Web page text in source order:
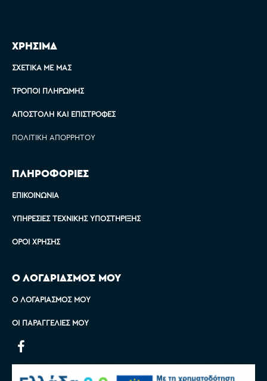
ΧΡΗΣΙΜΑ
ΣΧΕΤΙΚΆ ΜΕ ΜΑΣ
ΤΡΌΠΟΙ ΠΛΗΡΩΜΉΣ
ΑΠΟΣΤΟΛΉ ΚΑΙ ΕΠΙΣΤΡΟΦΈΣ
ΠΟΛΙΤΙΚΉ ΑΠΟΡΡΉΤΟΥ
ΠΛΗΡΟΦΟΡΙΕΣ
ΕΠΙΚΟΙΝΩΝΊΑ
ΥΠΗΡΕΣΊΕΣ ΤΕΧΝΙΚΉΣ ΥΠΟΣΤΉΡΙΞΗΣ
ΌΡΟΙ ΧΡΉΣΗΣ
Ο ΛΟΓΑΡΙΑΣΜΟΣ ΜΟΥ
Ο ΛΟΓΑΡΙΑΣΜΌΣ ΜΟΥ
ΟΙ ΠΑΡΑΓΓΕΛΊΕΣ ΜΟΥ